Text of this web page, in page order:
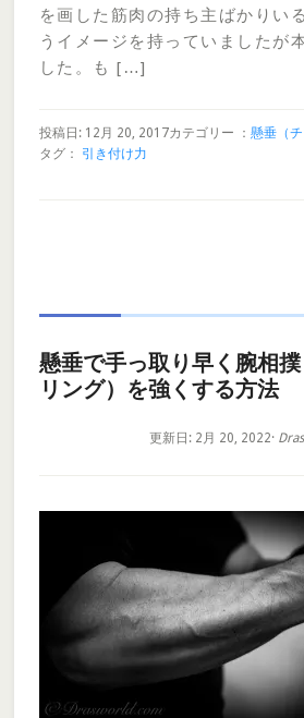
を画した筋肉の持ち主ばかりい
うイメージを持っていましたが
した。も […]
投稿日: 12月 20, 2017カテゴリー ： 懸垂（チ
タグ： 引き付け力
懸垂で手っ取り早く腕相
リング）を強くする方法
更新日: 2月 20, 2022·